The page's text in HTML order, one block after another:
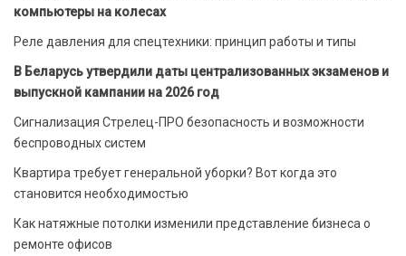
компьютеры на колесах
Реле давления для спецтехники: принцип работы и типы
В Беларусь утвердили даты централизованных экзаменов и
выпускной кампании на 2026 год
Сигнализация Стрелец-ПРО безопасность и возможности
беспроводных систем
Квартира требует генеральной уборки? Вот когда это
становится необходимостью
Как натяжные потолки изменили представление бизнеса о
ремонте офисов